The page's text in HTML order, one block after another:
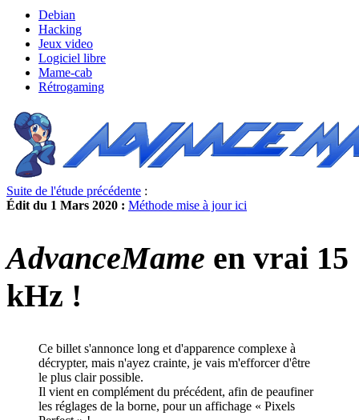
Debian
Hacking
Jeux video
Logiciel libre
Mame-cab
Rétrogaming
Suite de l'étude précédente :
Édit du 1 Mars 2020 : Méthode mise à jour ici
AdvanceMame en vrai 15
kHz !
Ce billet s'annonce long et d'apparence complexe à
décrypter, mais n'ayez crainte, je vais m'efforcer d'être
le plus clair possible.
Il vient en complément du précédent, afin de peaufiner
les réglages de la borne, pour un affichage « Pixels